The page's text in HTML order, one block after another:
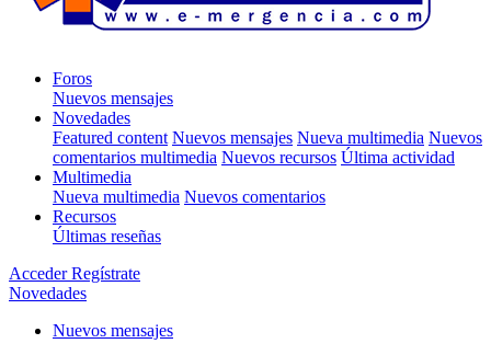
Foros
Nuevos mensajes
Novedades
Featured content Nuevos mensajes Nueva multimedia Nuevos
comentarios multimedia Nuevos recursos Última actividad
Multimedia
Nueva multimedia Nuevos comentarios
Recursos
Últimas reseñas
Acceder Regístrate
Novedades
Nuevos mensajes